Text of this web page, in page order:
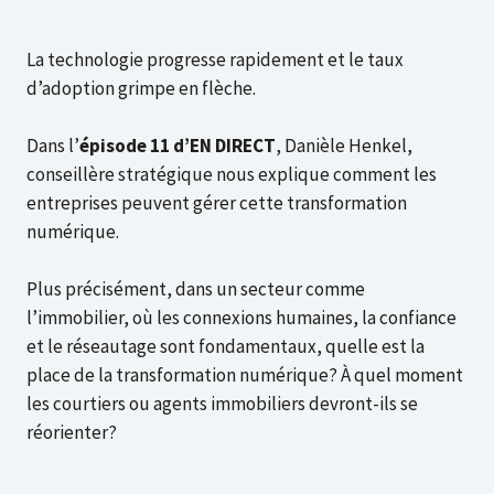
La technologie progresse rapidement et le taux
d’adoption grimpe en flèche.
Dans l’épisode 11 d’EN DIRECT, Danièle Henkel,
conseillère stratégique nous explique comment les
entreprises peuvent gérer cette transformation
numérique.
Plus précisément, dans un secteur comme
l’immobilier, où les connexions humaines, la confiance
et le réseautage sont fondamentaux, quelle est la
place de la transformation numérique? À quel moment
les courtiers ou agents immobiliers devront-ils se
réorienter?